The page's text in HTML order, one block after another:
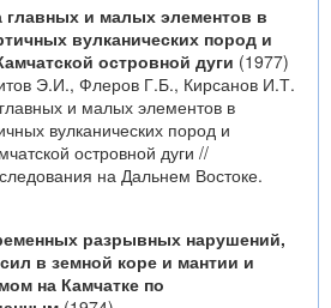
главных и малых элементов в
вулканических пород и
островной дуги (1977)
Э.И., Флеров Г.Б., Кирсанов И.Т.
и малых элементов в
вулканических пород и
островной дуги //
на Дальнем Востоке.
разрывных нарушений,
в земной коре и мантии и
на Камчатке по